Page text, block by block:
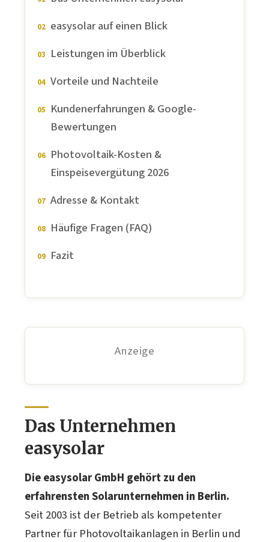
easysolar auf einen Blick
Leistungen im Überblick
Vorteile und Nachteile
Kundenerfahrungen & Google-
Bewertungen
Photovoltaik-Kosten &
Einspeisevergütung 2026
Adresse & Kontakt
Häufige Fragen (FAQ)
Fazit
Anzeige
Das Unternehmen
easysolar
Die easysolar GmbH gehört zu den
erfahrensten Solarunternehmen in Berlin.
Seit 2003 ist der Betrieb als kompetenter
Partner für Photovoltaikanlagen in Berlin und